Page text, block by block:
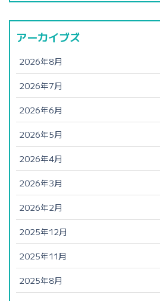
アーカイブズ
2026年8月
2026年7月
2026年6月
2026年5月
2026年4月
2026年3月
2026年2月
2025年12月
2025年11月
2025年8月